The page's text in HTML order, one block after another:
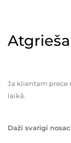
Ja klientam prece
laikā.
Daži svarīgi